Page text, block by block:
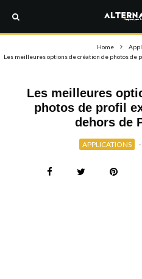
Home
Les meilleures options de création de photos de
Les meilleures
photos de profil
dehors de
APPLICATIONS ·